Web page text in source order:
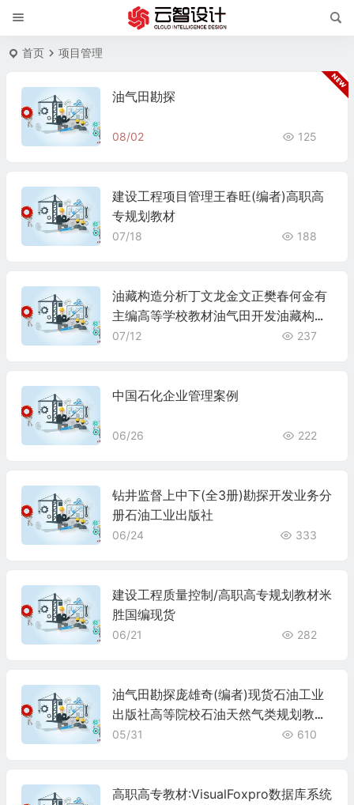
首页 项目管理
油气田勘探
08/02 125
建设工程项目管理王春旺(编者)高职高
专规划教材
07/18 188
油藏构造分析丁文龙金文正樊春何金有
主编高等学校教材油气田开发油藏构造
精细描述石油工业出版社正版9787502
07/12 237
中国石化企业管理案例
06/26 222
钻井监督上中下(全3册)勘探开发业务分
册石油工业出版社
06/24 333
建设工程质量控制/高职高专规划教材米
胜国编现货
06/21 282
油气田勘探庞雄奇(编者)现货石油工业
出版社高等院校石油天然气类规划教材
油气地质与勘探专业本科考研教材9787
05/31 610
高职高专教材:VisualFoxpro数据库系统